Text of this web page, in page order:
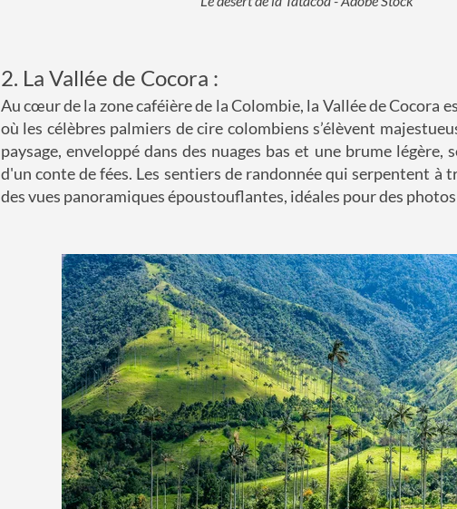
2. La Vallée de Cocora :
Au cœur de la zone caféière de la Colombie, la Vallée de Cocora
où les célèbres palmiers de cire colombiens s’élèvent
paysage, enveloppé dans des nuages bas et une brume
d'un conte de fées. Les sentiers de randonnée qui serpentent à
des vues panoramiques époustouflantes, idéales pour des